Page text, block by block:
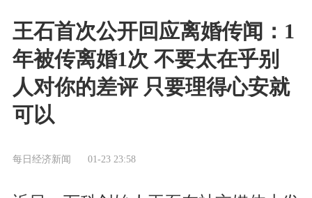
王石首次公开回应离婚传闻：1
年被传离婚1次 不要太在乎别
人对你的差评 只要理得心安就
可以
每日经济新闻 01-23 23:58